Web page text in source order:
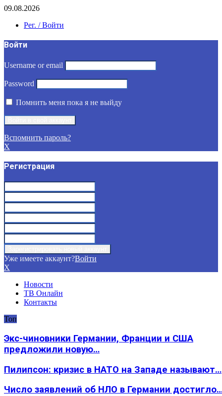
09.08.2026
Рег. / Войти
Войти
Username or email
Password
Помнить меня пока я не выйду
Вспомнить пароль?
X
Регистрация
Уже имеете аккаунт?Войти
X
Новости
ТВ Онлайн
Контакты
Топ
Экс-чиновники Германии, Франции и США
предложили новую…
Пилипсон: кризис в НАТО на Западе называют…
Число заявлений об НЛО в Германии